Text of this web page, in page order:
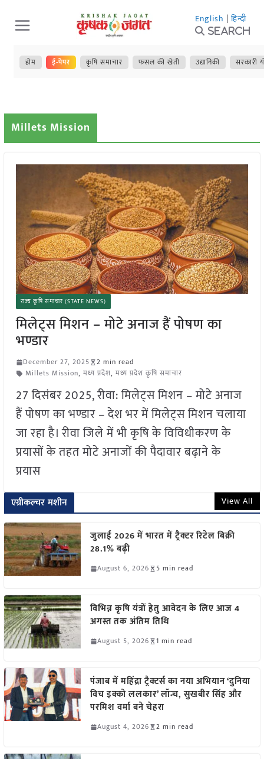
Skip
to
content
English | हिन्दी
Search
होम ई-पेपर कृषि समाचार फसल की खेती उद्यानिकी सरकारी
Millets Mission
राज्य कृषि समाचार (STATE NEWS)
मिलेट्स मिशन – मोटे अनाज हैं पोषण का
भण्डार
December 27, 2025
2 min read
Millets Mission, मध्य प्रदेश, मध्य प्रदेश कृषि समाचार
27 दिसंबर 2025, रीवा: मिलेट्स मिशन – मोटे अनाज
हैं पोषण का भण्डार – देश भर में मिलेट्स मिशन चलाया
जा रहा है। रीवा जिले में भी कृषि के विविधीकरण के
प्रयासों के तहत मोटे अनाजों की पैदावार बढ़ाने के
प्रयास
एग्रीकल्चर मशीन View All
जुलाई 2026 में भारत में ट्रैक्टर रिटेल बिक्री
28.1% बढ़ी
August 6, 2026 5 min read
विभिन्न कृषि यंत्रों हेतु आवेदन के लिए आज 4
अगस्त तक अंतिम तिथि
August 5, 2026 1 min read
पंजाब में महिंद्रा ट्रैक्टर्स का नया अभियान ‘दुनिया
विच इक्को ललकार’ लॉन्च, सुखबीर सिंह और
परमिश वर्मा बने चेहरा
August 4, 2026 2 min read